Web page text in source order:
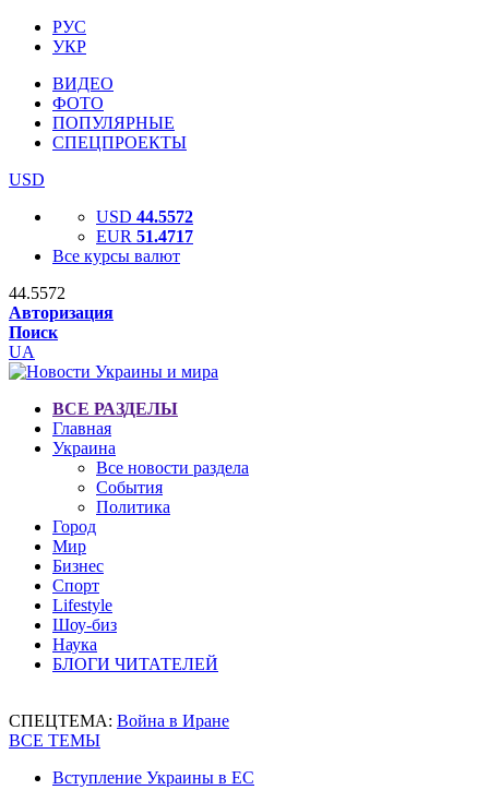
РУС
УКР
ВИДЕО
ФОТО
ПОПУЛЯРНЫЕ
СПЕЦПРОЕКТЫ
USD
USD 44.5572
EUR 51.4717
Все курсы валют
44.5572
Авторизация
Поиск
UA
ВСЕ РАЗДЕЛЫ
Главная
Украина
Все новости раздела
События
Политика
Город
Мир
Бизнес
Спорт
Lifestyle
Шоу-биз
Наука
БЛОГИ ЧИТАТЕЛЕЙ
СПЕЦТЕМА: Война в Иране
ВСЕ ТЕМЫ
Вступление Украины в ЕС